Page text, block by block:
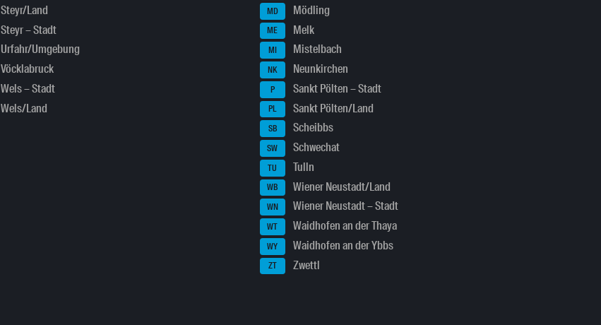
Steyr/Land
Steyr – Stadt
Urfahr/Umgebung
Vöcklabruck
Wels – Stadt
Wels/Land
MD Mödling
ME Melk
MI Mistelbach
NK Neunkirchen
P Sankt Pölten – Stadt
PL Sankt Pölten/Land
SB Scheibbs
SW Schwechat
TU Tulln
WB Wiener Neustadt/Land
WN Wiener Neustadt – Stadt
WT Waidhofen an der Thaya
WY Waidhofen an der Ybbs
ZT Zwettl